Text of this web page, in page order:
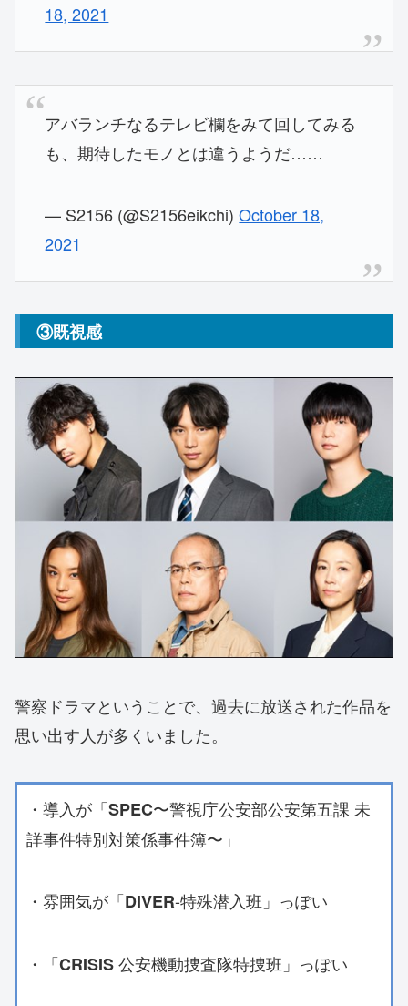
18, 2021
アバランチなるテレビ欄をみて回してみる
も、期待したモノとは違うようだ……
— S2156 (@S2156eikchi)October 18,
2021
③既視感
警察ドラマということで、過去に放送された作品を
思い出す人が多くいました。
・導入が「SPEC〜警視庁公安部公安第五課 未
詳事件特別対策係事件簿〜」
・雰囲気が「DIVER-特殊潜入班」っぽい
・「CRISIS公安機動捜査隊特捜班」っぽい